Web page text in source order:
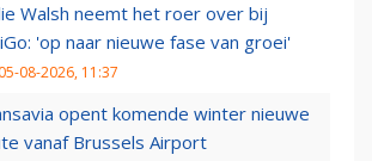
Walsh neemt het roer over bij
'op naar nieuwe fase van groei'
05-08-2026, 11:37
opent komende winter nieuwe
vanaf Brussels Airport